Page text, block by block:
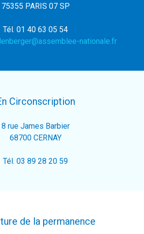
75355 PARIS 07 SP
Tél. 01 40 63 05 54
nationale.fr
Circonscription
8 rue James Barbier
68700 CERNAY
Tél. 03 89 28 20 59
de la permanence